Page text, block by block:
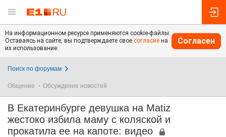
На информационном ресурсе применяются cookie-файлы.
Оставаясь на сайте, вы подтверждаете свое согласие на
их использование.
Согласен
Поиск по форумам
Общение Обсуждение новостей
В Екатеринбурге девушка на Matiz
жестоко избила маму с коляской и
прокатила ее на капоте: видео